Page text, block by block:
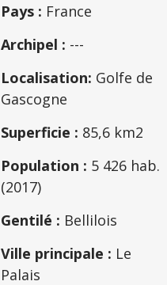
Pays : France
Archipel : ---
Localisation: Golfe de
Gascogne
Superficie : 85,6 km2
Population : 5 426 hab.
(2017)
Gentilé : Bellilois
Ville principale : Le
Palais